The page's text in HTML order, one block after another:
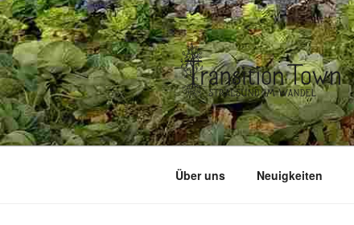
Zum
Inhalt
springen
Über uns Neuigkeiten